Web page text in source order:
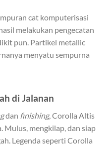
cat komputerisasi
melakukan pengecatan
pun. Partikel metallic
menyatu sempurna
di Jalanan
dan finishing, Corolla Altis
Mulus, mengkilap, dan siap
Legenda seperti Corolla